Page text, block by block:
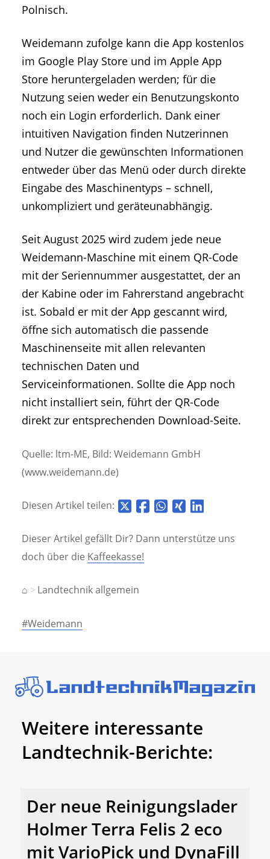
Polnisch.
Weidemann zufolge kann die App kostenlos
im Google Play Store und im Apple App
Store heruntergeladen werden; für die
Nutzung seien weder ein Benutzungskonto
noch ein Login erforderlich. Dank einer
intuitiven Navigation finden Nutzerinnen
und Nutzer die gewünschten Informationen
entweder über das Menü oder durch direkte
Eingabe des Maschinentyps – schnell,
unkompliziert und geräteunabhängig.
Seit August 2025 wird zudem jede neue
Weidemann-Maschine mit einem QR-Code
mit der Seriennummer ausgestattet, der an
der Kabine oder im Fahrerstand angebracht
ist. Sobald er mit der App gescannt wird,
öffne sich automatisch die passende
Maschinenseite mit allen relevanten
technischen Daten und
Serviceinformationen. Sollte die App noch
nicht installiert sein, führt der QR-Code
direkt zur entsprechenden Download-Seite.
Quelle: ltm-ME, Bild: Weidemann GmbH
(www.weidemann.de)
Diesen Artikel teilen:
Dieser Artikel gefällt Dir? Dann unterstütze uns
doch über die Kaffeekasse!
⌂ Landtechnik allgemein
#Weidemann
Weitere interessante
Landtechnik-Berichte:
Der neue Reinigungslader
Holmer Terra Felis 2 eco
mit VarioPick und DynaFill